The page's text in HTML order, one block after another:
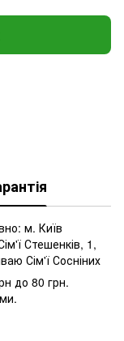
м. Київ
Стешенків, 1,
Сім'ї Сосніних
до 80 грн.